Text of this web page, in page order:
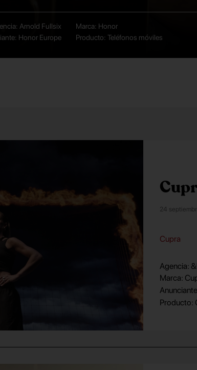
Arnold Fullsix
Marca: Honor
Honor Europe
Producto: Teléfonos móviles
24
Cupra
Agencia:
Marca:
Producto: